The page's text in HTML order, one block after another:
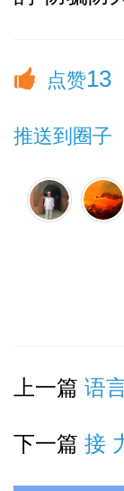
点赞13
推送到圈子
上一篇 语
下一篇 接